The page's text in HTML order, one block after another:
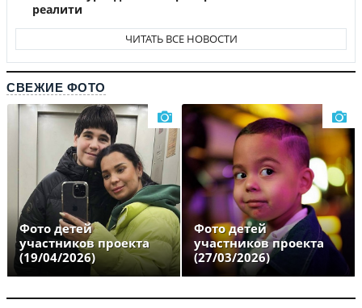
реалити
ЧИТАТЬ ВСЕ НОВОСТИ
СВЕЖИЕ ФОТО
Фото детей
участников проекта
(19/04/2026)
Фото детей
участников проекта
(27/03/2026)